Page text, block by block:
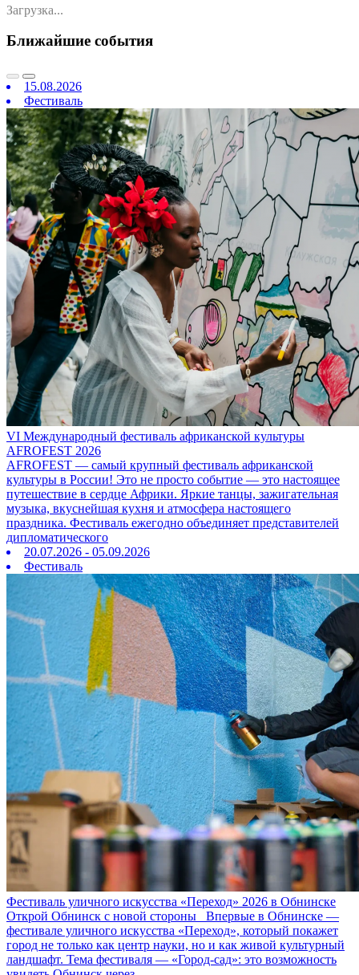
Загрузка...
Ближайшие события
15.08.2026
Фестиваль
VI Международный фестиваль африканской культуры
AFROFEST 2026
AFROFEST — самый крупный фестиваль африканской
культуры в России! Это не просто событие — это настоящее
путешествие в сердце Африки. Яркие танцы, зажигательная
музыка, вкуснейшая кухня и атмосфера настоящего
праздника. Фестиваль ежегодно объединяет представителей
дипломатического
20.07.2026 - 05.09.2026
Фестиваль
Фестиваль уличного искусства «Переход» 2026 в Обнинске
Открой Обнинск с новой стороны Впервые в Обнинске —
фестивале уличного искусства «Переход», который покажет
город не только как центр науки, но и как живой культурный
ландшафт. Тема фестиваля — «Город‑сад»: это возможность